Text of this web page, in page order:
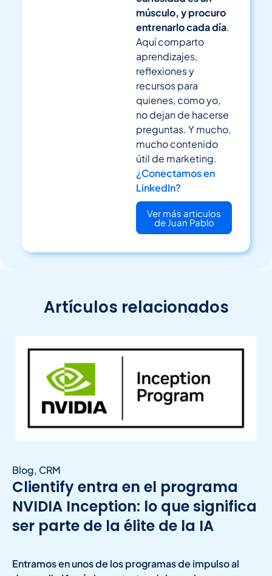
músculo, y procuro
entrenarlo cada día.
Aquí comparto
aprendizajes,
reflexiones y
recursos para
quienes, como yo,
no dejan de hacerse
preguntas. Y mucho,
mucho contenido
útil de marketing.
¿Conectamos en
LinkedIn?
Ver más articulos
de Juan Pablo
Artículos relacionados
Blog, CRM
Clientify entra en el programa
NVIDIA Inception: lo que significa
ser parte de la élite de la IA
Entramos en unos de los programas de impulso al